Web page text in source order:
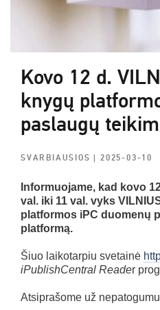
Kovo 12 d.
knygų
paslaugų
SVARBIAUSIOS | 2025-03-10
Informuojame, kad kovo
val. iki 11 val. vyks
platformos iPC duomenų
platformą.
Šiuo laikotarpiu svetainė
iPublishCentral Reader
Atsiprašome už